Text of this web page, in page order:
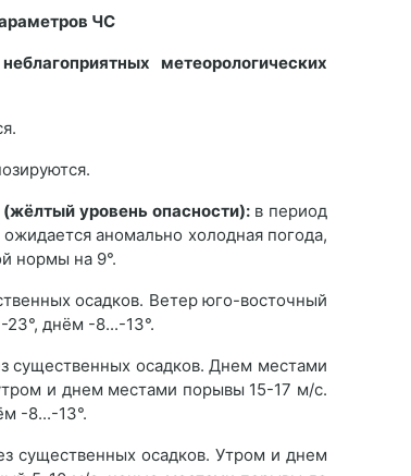
ЧС
метеорологических
уровень опасности): в период
аномально холодная погода,
нормы на 9°.
осадков. Ветер юго-восточный
днём -8...-13°.
существенных осадков. Днем местами
и днем местами порывы 15-17 м/с.
-8...-13°.
существенных осадков. Утром и днем